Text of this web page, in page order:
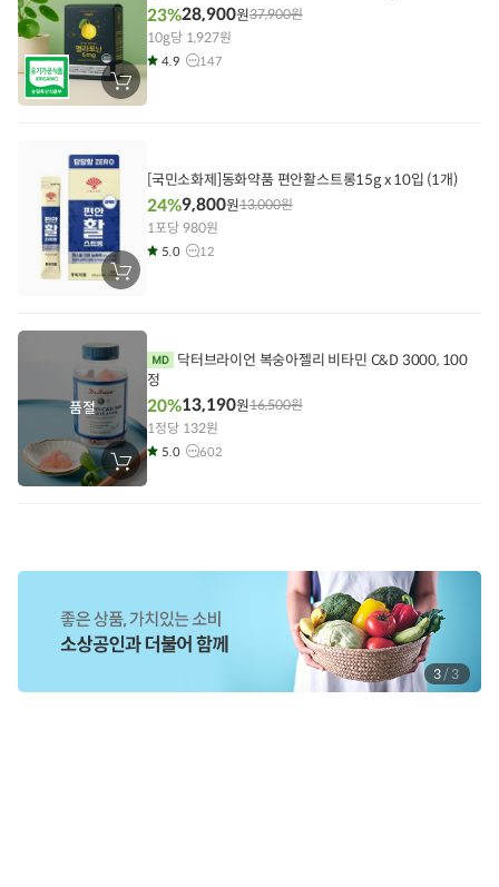
장
바
23%28,900원37,900원
10g당 1,927원
4.9 147
장
바
에
[국민소화제]동화약품 편안활스트롱15g x 10입 (1개)
24%9,800원13,000원
1포당 980원
5.0 12
품절
장
바
정
20%13,190원16,500원
1정당 132원
5.0 602
3 / 3